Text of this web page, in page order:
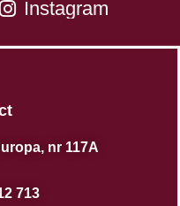
Instagram
nr 117A
713